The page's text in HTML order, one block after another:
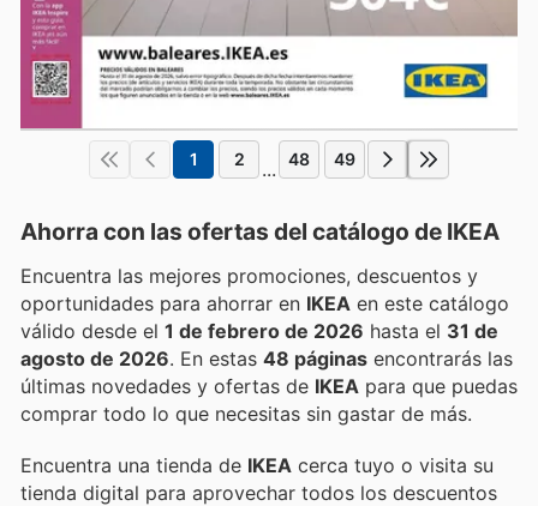
1 2 ... 48 49
Ahorra con las ofertas del catálogo de IKEA
Encuentra las mejores promociones, descuentos y
oportunidades para ahorrar en IKEA en este catálogo
válido desde el 1 de febrero de 2026 hasta el 31 de
agosto de 2026 . En estas 48 páginas encontrarás las
últimas novedades y ofertas de IKEA para que puedas
comprar todo lo que necesitas sin gastar de más.
Encuentra una tienda de IKEA cerca tuyo o visita su
tienda digital para aprovechar todos los descuentos